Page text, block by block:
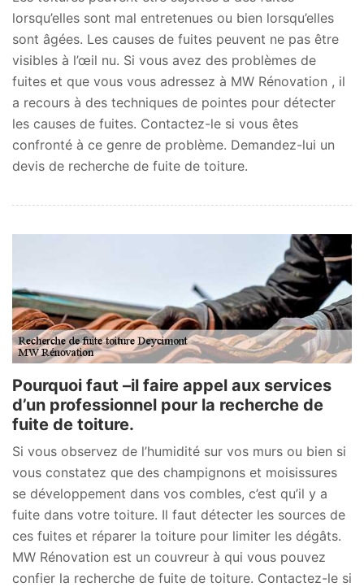
lorsqu’elles sont mal entretenues ou bien lorsqu’elles
sont âgées. Les causes de fuites peuvent ne pas être
visibles à l’œil nu. Si vous avez des problèmes de
fuites et que vous vous adressez à MW Rénovation , il
a recours à des techniques de pointes pour détecter
les causes de fuites. Contactez-le si vous êtes
confronté à ce genre de problème. Demandez-lui un
devis de recherche de fuite de toiture.
Pourquoi faut –il faire appel aux services
d’un professionnel pour la recherche de
fuite de toiture.
Si vous observez de l’humidité sur vos murs ou bien si
vous constatez que des champignons et moisissures
se développement dans vos combles, c’est qu’il y a
fuite dans votre toiture. Il faut détecter les sources de
ces fuites et réparer la toiture pour limiter les dégâts.
MW Rénovation est un couvreur à qui vous pouvez
confier la recherche de fuite de toiture. Contactez-le si